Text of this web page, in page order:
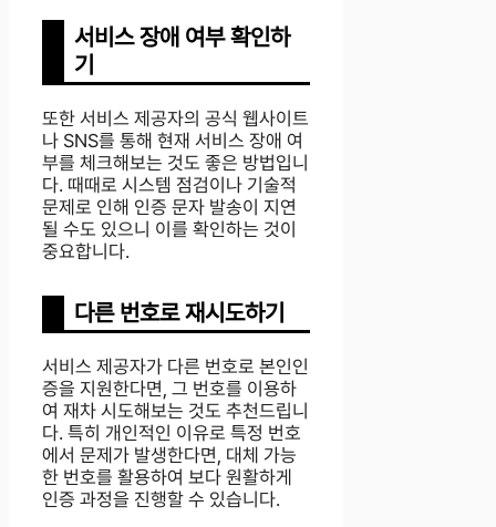
서비스 장애 여부 확인하
기
또한 서비스 제공자의 공식 웹사이트
나 SNS를 통해 현재 서비스 장애 여
부를 체크해보는 것도 좋은 방법입니
다. 때때로 시스템 점검이나 기술적
문제로 인해 인증 문자 발송이 지연
될 수도 있으니 이를 확인하는 것이
중요합니다.
다른 번호로 재시도하기
서비스 제공자가 다른 번호로 본인인
증을 지원한다면, 그 번호를 이용하
여 재차 시도해보는 것도 추천드립니
다. 특히 개인적인 이유로 특정 번호
에서 문제가 발생한다면, 대체 가능
한 번호를 활용하여 보다 원활하게
인증 과정을 진행할 수 있습니다.